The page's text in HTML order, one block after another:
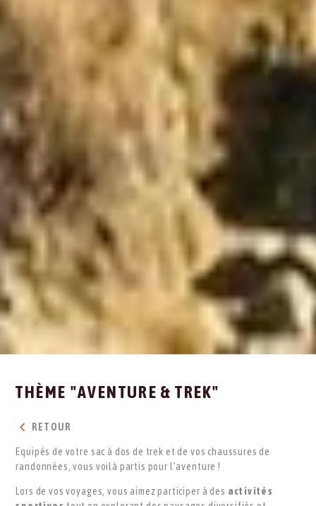
THÈME "AVENTURE & TREK"
RETOUR
Equipés de votre sac à dos de trek et de vos chaussures de
randonnées, vous voilà partis pour l’aventure !
Lors de vos voyages, vous aimez participer à des activités